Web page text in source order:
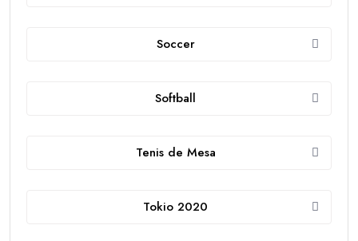
Soccer
Softball
Tenis de Mesa
Tokio 2020